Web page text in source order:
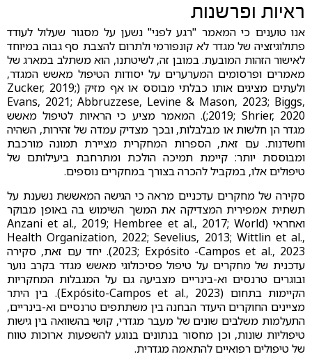
ראיות ופרשנות
אנו טוענים כי המאמר "רגע לפני" נשען על מסגור שעלול לעודד
פתולוגיזציה של מגדר לא קונפורמי ולתרום להצבת סף גבוה במיוחד
לאישור הזהות המובעת. במובן זה, לשיטתנו, הוא משתלב במארג של
מאמרים ופרסומים המערערים על יסודות הטיפול מאשש המגדר,
ולעתים מציגים אותו כבלתי מבוסס או אף מזיק (Zucker, 2019;
Evans, 2021; Abbruzzese, Levine & Mason, 2023; Biggs,
2019; Shrier, 2020;). המאמר מציע כי הראיות לטיפול מאשש
מגדר הן חלשות או מבלבלות, ובכך מצדיק עמדה של זהירות, השהיה
וחשדנות. עם זאת, הספרות המחקרית מציירת תמונה מורכבת
ומבוססת יותר: קיימת תמיכה הולכת ומתרחבת ביעילותם של
טיפולים אלו, במקביל להכרה בצורך במחקרים נוספים.
סקירה של מחקרים עדכניים מראה כי הגישה המאששת נשענת על
תשתית אמפירית המצדיקה את המשך השימוש בה באופן מבוקר
ואחראי (Anzani et al., 2019; Hembree et al., 2017; World
Health Organization, 2022; Sevelius, 2013; Wittlin et al.,
2023; Expósito -Campos et al., 2023). יחד עם זאת, סקירה
עדכנית של מחקרים על טיפול פסיכולוגי מאשש מגדר בקרב נוער
ובוגרים טרנסים וא-בינריים מצביעה גם על המגבלות המחקריות
הקיימות בתחום (Expósito-Campos et al., 2023). בין היתר
מציינים החוקרים היעדר הבחנה בין משתתפים טרנסיים וא-בינריים,
התעלמות משלבים שונים של מעבר מגדרי, קושי בהשוואה בין גישות
טיפוליות שונות, וכן מחסור בנתונים בנוגע להשפעות ארוכות טווח
של טיפולים רפואיים להתאמה מגדרית.